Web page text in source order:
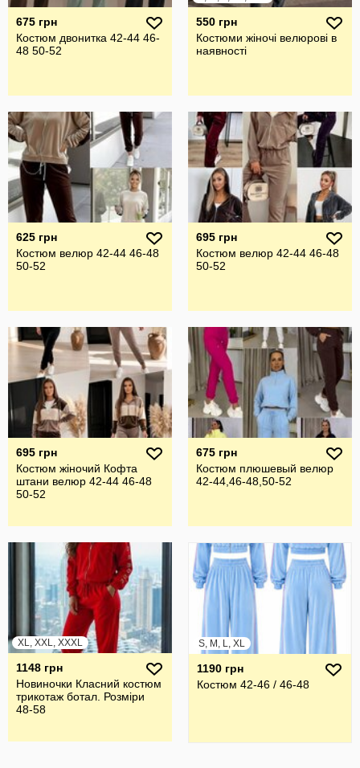
675 грн
Костюм двонитка 42-44 46-
48 50-52
550 грн
Костюми жіночі велюрові в
наявності
625 грн
Костюм велюр 42-44 46-48
50-52
695 грн
Костюм велюр 42-44 46-48
50-52
695 грн
Костюм жіночий Кофта
штани велюр 42-44 46-48
50-52
675 грн
Костюм плюшевый велюр
42-44,46-48,50-52
XL, XXL, XXXL
1148 грн
Новиночки Класний костюм
трикотаж ботал. Розміри
48-58
S, M, L, XL
1190 грн
Костюм 42-46 / 46-48